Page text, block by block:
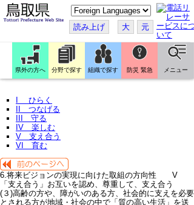
こ
の
ペ
ー
ジ
翻
訳
す
読み上げ 大 元
県外の方へ 分野で探す 組織で探す 防災 緊急 メニュー
I ひらく
II つなげる
III 守る
IV 楽しむ
V 支え合う
VI 育む
6.将来ビジョンの実現に向けた取組の方向性 V
「支え合う」お互いを認め、尊重して、支え合う
(３)高齢の方や、障がいのある方、社会的に支えを必要
とされる方が地域・社会の中で「質の高い生活」を送